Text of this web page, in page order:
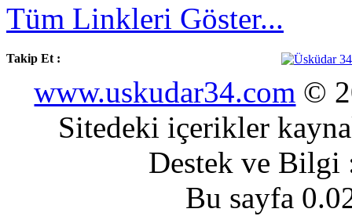
Tüm Linkleri Göster...
Takip Et :
www.uskudar34.com ©
Sitedeki içerikler
Destek ve
Bu sayfa